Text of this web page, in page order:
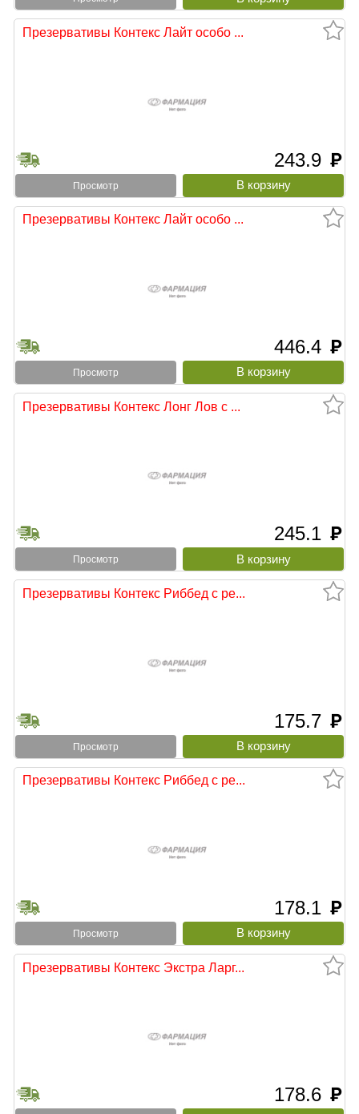
Презервативы Контекс Лайт особо ...
243.9 руб
Просмотр
Презервативы Контекс Лайт особо ...
446.4 руб
Просмотр
Презервативы Контекс Лонг Лов с ...
245.1 руб
Просмотр
Презервативы Контекс Риббед с ре...
175.7 руб
Просмотр
Презервативы Контекс Риббед с ре...
178.1 руб
Просмотр
Презервативы Контекс Экстра Ларг...
178.6 руб